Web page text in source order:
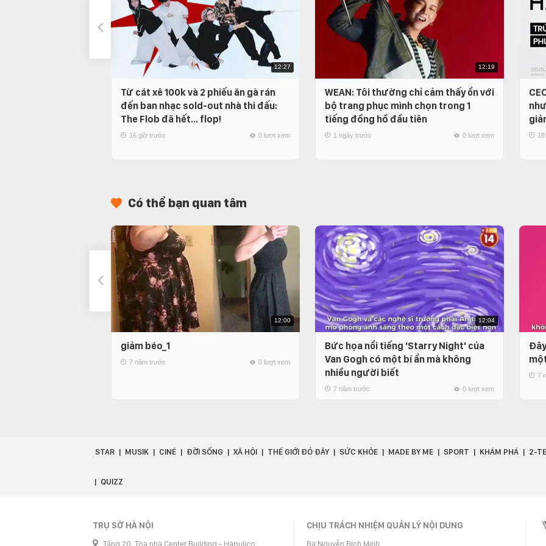
12:27
Từ cát xê 100k và 2 phiếu ăn gà rán
đến ban nhạc sold-out nhà thi đấu:
The Flob đã hết… flop!
16 giờ trước 0 lượt xem
12:19
WEAN: Tôi thường chỉ cảm thấy ổn với
bộ trang phục mình chọn trong 1
tiếng đồng hồ đầu tiên
1 ngày trước 0 lượt xem
Có thể bạn quan tâm
12:00
giảm béo_1
7 năm trước 0 lượt xem
12:04
Bức họa nổi tiếng 'Starry Night' của
Van Gogh có một bí ẩn mà không
nhiều người biết
7 năm trước 0 lượt xem
7
STAR MUSIK CINÉ ĐỜI SỐNG XÃ HỘI THẾ GIỚI ĐÓ ĐÂY SỨC KHỎE MADE BY ME SPORT KHÁM PHÁ 2-
QUIZZ
TRỤ SỞ HÀ NỘI
Tầng 20, Tòa nhà Center Building - Hapulico
CHỊU TRÁCH NHIỆM QUẢN LÝ NỘI DUNG
Bà Nguyễn Bích Minh.